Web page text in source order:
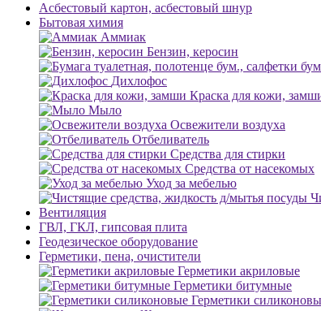
Асбестовый картон, асбестовый шнур
Бытовая химия
Аммиак
Бензин, керосин
Дихлофос
Краска для кожи,
Мыло
Освежители воздуха
Отбеливатель
Средства для стирки
Средства от насекомых
Уход за мебелью
Вентиляция
ГВЛ, ГКЛ, гипсовая плита
Геодезическое оборудование
Герметики, пена, очистители
Герметики акриловые
Герметики битумные
Герметики